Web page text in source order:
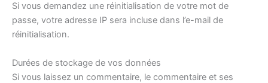
Si vous demandez une réinitialisation de votre mot de
passe, votre adresse IP sera incluse dans l’e-mail de
réinitialisation.
Durées de stockage de vos données
Si vous laissez un commentaire, le commentaire et ses